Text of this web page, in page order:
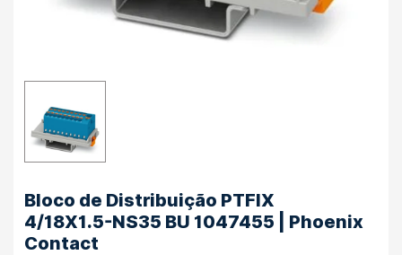
Bloco de Distribuição PTFIX
4/18X1.5-NS35 BU 1047455 | Phoenix
Contact